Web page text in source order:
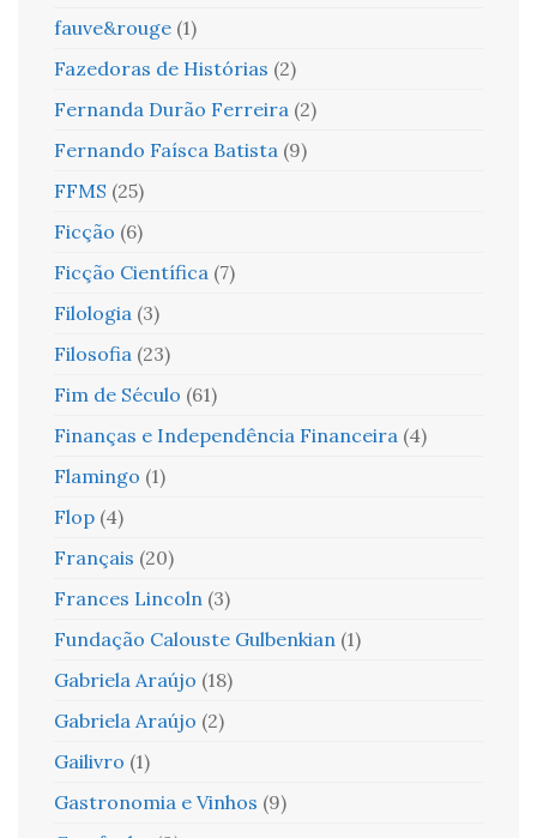
fauve&rouge (1)
Fazedoras de Histórias (2)
Fernanda Durão Ferreira (2)
Fernando Faísca Batista (9)
FFMS (25)
Ficção (6)
Ficção Científica (7)
Filologia (3)
Filosofia (23)
Fim de Século (61)
Finanças e Independência Financeira (4)
Flamingo (1)
Flop (4)
Français (20)
Frances Lincoln (3)
Fundação Calouste Gulbenkian (1)
Gabriela Araújo (18)
Gabriela Araújo (2)
Gailivro (1)
Gastronomia e Vinhos (9)